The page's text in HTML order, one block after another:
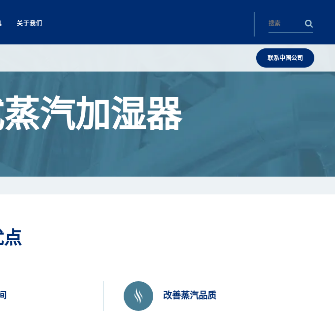
关于我们
联系中国公司
汽加湿器
改善蒸汽品质